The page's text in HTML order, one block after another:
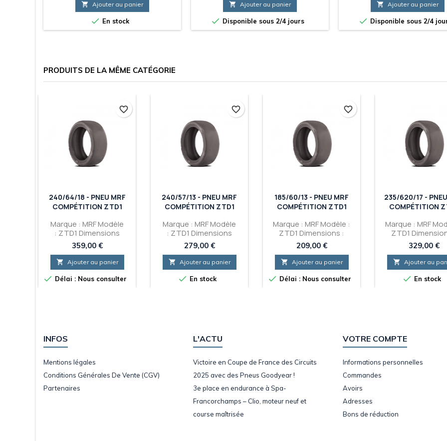
 Ajouter au panier
 En stock
 Ajouter au panier
 Disponible sous 2/4 jours
 Ajouter au panier
 Disponible sous 2/4
PRODUITS DE LA MÊME CATÉGORIE
240/64/18 - PNEU MRF
COMPÉTITION ZTD1
Marque : MRF Modèle
: ZTD1 Dimensions
: 240/64/18 Gamme
: Slick Circuit Gomme
: Soft / Medium / Hard
Prix
359,00 €
 Ajouter au panier
 Délai : Nous consulter
favorite_border
240/57/13 - PNEU MRF
COMPÉTITION ZTD1
Marque : MRF Modèle
: ZTD1 Dimensions
: 240/57/13 Gamme : Slick
Circuit Gomme : Soft /
Medium / Hard
Prix
279,00 €
 Ajouter au panier
 En stock
favorite_border
185/60/13 - PNEU MRF
COMPÉTITION ZTD1
Marque : MRF Modèle :
ZTD1 Dimensions :
185/60/13 Gamme : Slick
Circuit Gomme : Soft /
Medium / Hard
Prix
209,00 €
 Ajouter au panier
 Délai : Nous consulter
favorite_border
235/620/17 -
COMPÉTITION
Marque : MRF
ZTD1
235/620/17
Slick Circuit
Soft / Medium /
Prix
329,00 €
 Ajouter au
 En stock
INFOS
Mentions légales
Conditions Générales De Vente (CGV)
Partenaires
L'ACTU
Victoire en Coupe de France des Circuits
2025 avec des Pneus Goodyear !
3e place en endurance à Spa-
Francorchamps – Clio, moteur neuf et
course maîtrisée
VOTRE COMPTE
Informations personnelles
Commandes
Avoirs
Adresses
Bons de réduction